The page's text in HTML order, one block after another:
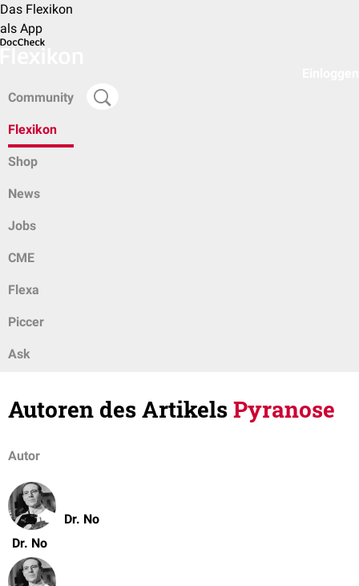
Das Flexikon
als App
Community
Flexikon
Shop
News
Jobs
CME
Flexa
Piccer
Ask
Autoren des ArtikelsPyranose
Autor
Dr. No
Dr. No